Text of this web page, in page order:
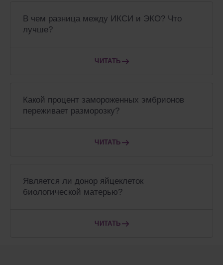
В чем разница между ИКСИ и ЭКО? Что
лучше?
ЧИТАТЬ
Какой процент замороженных эмбрионов
переживает разморозку?
ЧИТАТЬ
Является ли донор яйцеклеток
биологической матерью?
ЧИТАТЬ